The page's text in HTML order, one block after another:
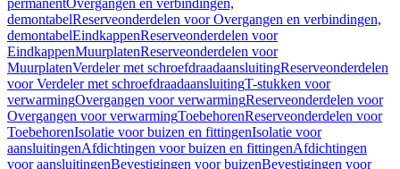
permanentOvergangen en verbindingen,
demontabelReserveonderdelen voor Overgangen en verbindingen,
demontabelEindkappenReserveonderdelen voor
EindkappenMuurplatenReserveonderdelen voor
MuurplatenVerdeler met schroefdraadaansluitingReserveonderdelen
voor Verdeler met schroefdraadaansluitingT-stukken voor
verwarmingOvergangen voor verwarmingReserveonderdelen voor
Overgangen voor verwarmingToebehorenReserveonderdelen voor
ToebehorenIsolatie voor buizen en fittingenIsolatie voor
aansluitingenAfdichtingen voor buizen en fittingenAfdichtingen
voor aansluitingenBevestigingen voor buizenBevestigingen voor